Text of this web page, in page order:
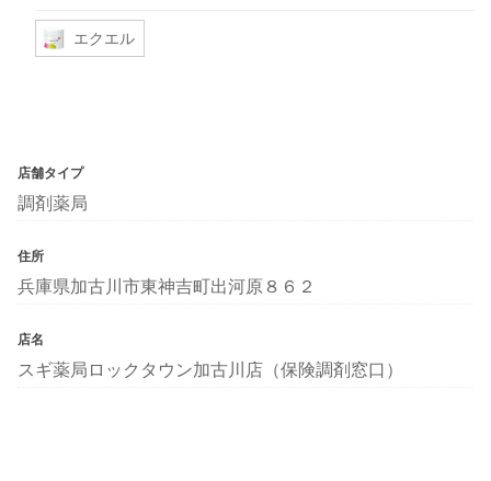
エクエル
店舗タイプ
調剤薬局
住所
兵庫県加古川市東神吉町出河原８６２
店名
スギ薬局ロックタウン加古川店（保険調剤窓口）